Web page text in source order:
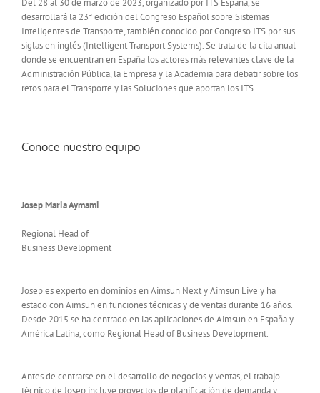
Del 28 al 30 de marzo de 2023, organizado por ITS España, se
desarrollará la 23ª edición del Congreso Español sobre Sistemas
Inteligentes de Transporte, también conocido por Congreso ITS por sus
siglas en inglés (Intelligent Transport Systems). Se trata de la cita anual
donde se encuentran en España los actores más relevantes clave de la
Administración Pública, la Empresa y la Academia para debatir sobre los
retos para el Transporte y las Soluciones que aportan los ITS.
Conoce nuestro equipo
Josep Maria Aymami
Regional Head of
Business Development
Josep es experto en dominios en Aimsun Next y Aimsun Live y ha
estado con Aimsun en funciones técnicas y de ventas durante 16 años.
Desde 2015 se ha centrado en las aplicaciones de Aimsun en España y
América Latina, como Regional Head of Business Development.
Antes de centrarse en el desarrollo de negocios y ventas, el trabajo
técnico de Josep incluye proyectos de planificación de demanda y